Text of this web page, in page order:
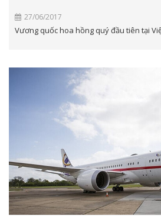
27/06/2017
Vương quốc hoa hồng quý đầu tiên tại